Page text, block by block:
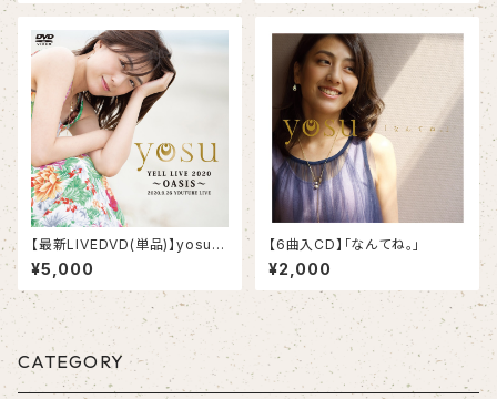
【最新LIVEDVD(単品)】yosu Y
ELL LIVE 2020〜 OASIS〜
¥5,000
【6曲入CD】「なんてね。」
¥2,000
CATEGORY